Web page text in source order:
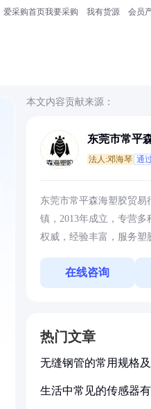
爱采购首页我要采购 我有货源 会员
本文内容贡献来源：
东莞市常平
法人:邓海琴 通
东莞市常平森海塑胶贸易
镇，2013年成立，专营多
权威，经验丰富，服务塑
在线咨询
热门文章
无缝钢管的常用规格
生活中常见的传感器